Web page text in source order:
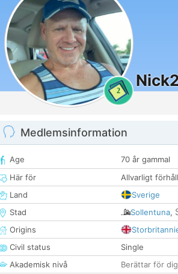
2
Medlemsinformation
Age
70 år gammal
Här för
Allvarligt
Land
Sverige
Stad
Sollentuna,
Origins
Civil status
Single
Akademisk nivå
Berättar för dig